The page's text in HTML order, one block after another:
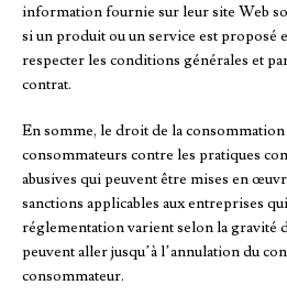
information fournie sur leur site Web
si un produit ou un service est proposé
respecter les conditions générales et
contrat.
En somme, le droit de la
consommateurs contre les pratiques
abusives qui peuvent être mises en
sanctions applicables aux entreprises
réglementation varient selon la gravité
peuvent aller jusqu’à l’annulation du
consommateur.